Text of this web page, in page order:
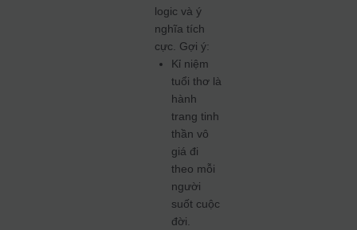
logic và ý
nghĩa tích
cực. Gợi ý:
Kỉ niệm
tuổi thơ là
hành
trang tinh
thần vô
giá đi
theo mỗi
người
suốt cuộc
đời.